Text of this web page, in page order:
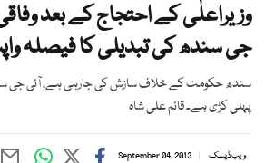
وزیراعلٰی کے احتجاج کے بعد
جی سندھ کی تبدیلی کا فیصلہ
سندھ حکومت کے خلاف سازش کی جارہی ہے، آئی جی
پہلی کڑی ہے۔ قائم علی شاہ
ویب ڈیسک September 04, 2013